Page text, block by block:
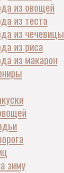
из овощей
из теста
из чечевицы
из риса
из макарон
зиму